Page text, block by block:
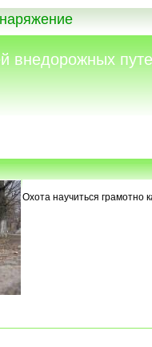
внедорожных
Охота научиться грамотно